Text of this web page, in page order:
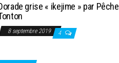
grise « ikejime » par Pêche
8 septembre 2019 4